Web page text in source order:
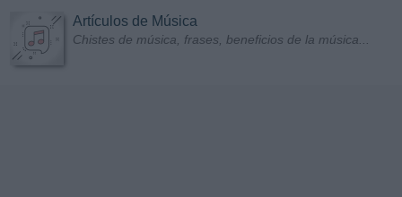
Artículos de Música
Chistes de música, frases, beneficios de la música...